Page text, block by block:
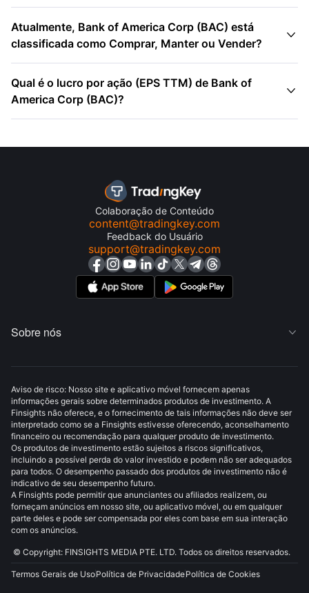
Atualmente, Bank of America Corp (BAC) está
classificada como Comprar, Manter ou Vender?

Qual é o lucro por ação (EPS TTM) de Bank of
America Corp (BAC)?

Colaboração de Conteúdo
content@tradingkey.com
Feedback do Usuário
support@tradingkey.com
Sobre nós 
Aviso de risco: Nosso site e aplicativo móvel fornecem apenas
informações gerais sobre determinados produtos de investimento. A
Finsights não oferece, e o fornecimento de tais informações não deve ser
interpretado como se a Finsights estivesse oferecendo, aconselhamento
financeiro ou recomendação para qualquer produto de investimento.
Os produtos de investimento estão sujeitos a riscos significativos,
incluindo a possível perda do valor investido e podem não ser adequados
para todos. O desempenho passado dos produtos de investimento não é
indicativo de seu desempenho futuro.
A Finsights pode permitir que anunciantes ou afiliados realizem, ou
forneçam anúncios em nosso site, ou aplicativo móvel, ou em qualquer
parte deles e pode ser compensada por eles com base em sua interação
com os anúncios.
© Copyright: FINSIGHTS MEDIA PTE. LTD. Todos os direitos reservados.
Termos Gerais de UsoPolítica de PrivacidadePolítica de Cookies